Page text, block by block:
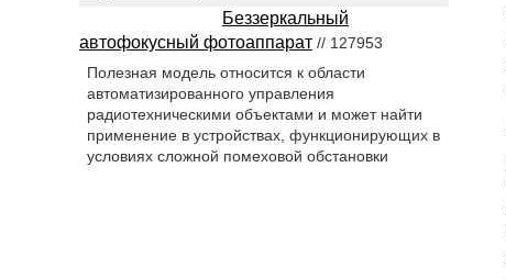
Беззеркальный
автофокусный фотоаппарат // 127953
Полезная модель относится к области
автоматизированного управления
радиотехническими объектами и может найти
применение в устройствах, функционирующих в
условиях сложной помеховой обстановки